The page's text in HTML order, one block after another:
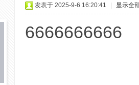
发表于 2025-9-6 16:20:41 显示全
6666666666